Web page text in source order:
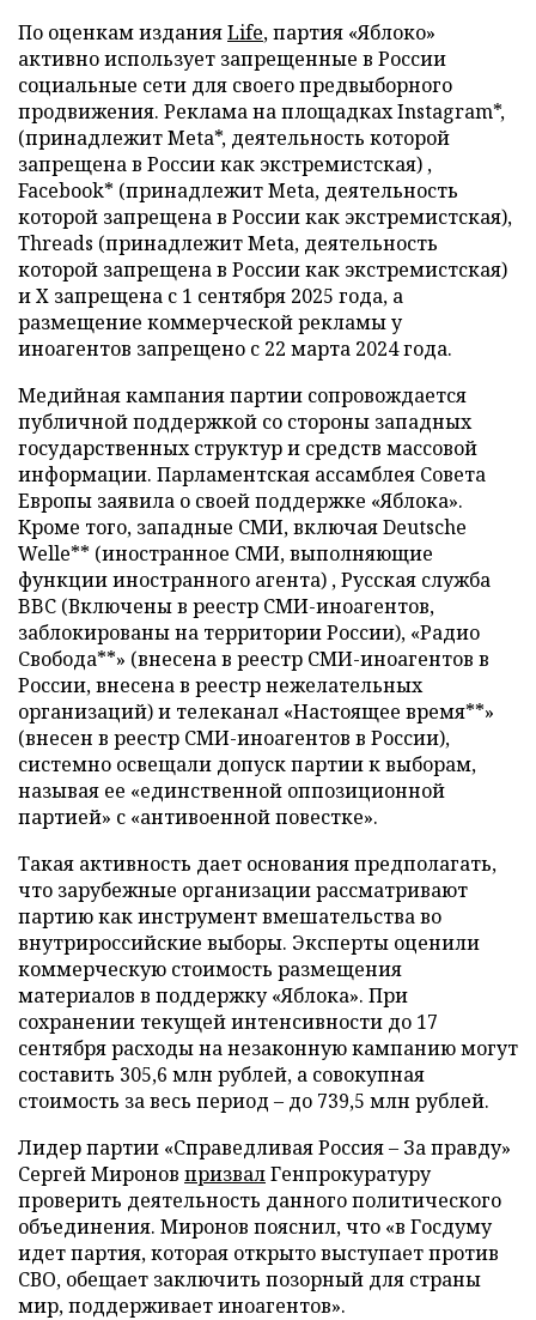
По оценкам изданияLife, партия «Яблоко»
активно использует запрещенные в России
социальные сети для своего предвыборного
продвижения. Реклама на площадках Instagram*,
(принадлежит Meta*, деятельность которой
запрещена в России как экстремистская) ,
Facebook* (принадлежит Meta, деятельность
которой запрещена в России как экстремистская),
Threads (принадлежит Meta, деятельность
которой запрещена в России как экстремистская)
и X запрещена с 1 сентября 2025 года, а
размещение коммерческой рекламы у
иноагентов запрещено с 22 марта 2024 года.
Медийная кампания партии сопровождается
публичной поддержкой со стороны западных
государственных структур и средств массовой
информации. Парламентская ассамблея Совета
Европы заявила о своей поддержке «Яблока».
Кроме того, западные СМИ, включая Deutsche
Welle** (иностранное СМИ, выполняющие
функции иностранного агента) , Русская служба
BBC (Включены в реестр СМИ-иноагентов,
заблокированы на территории России), «Радио
Свобода**» (внесена в реестр СМИ-иноагентов в
России, внесена в реестр нежелательных
организаций) и телеканал «Настоящее время**»
(внесен в реестр СМИ-иноагентов в России),
системно освещали допуск партии к выборам,
называя ее «единственной оппозиционной
партией» с «антивоенной повестке».
Такая активность дает основания предполагать,
что зарубежные организации рассматривают
партию как инструмент вмешательства во
внутрироссийские выборы. Эксперты оценили
коммерческую стоимость размещения
материалов в поддержку «Яблока». При
сохранении текущей интенсивности до 17
сентября расходы на незаконную кампанию могут
составить 305,6 млн рублей, а совокупная
стоимость за весь период – до 739,5 млн рублей.
Лидер партии «Справедливая Россия – За правду»
Сергей Миронов призвалГенпрокуратуру
проверить деятельность данного политического
объединения. Миронов пояснил, что «в Госдуму
идет партия, которая открыто выступает против
СВО, обещает заключить позорный для страны
мир, поддерживает иноагентов».